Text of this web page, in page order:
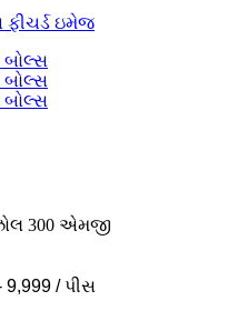
300 એમજી
/ પીસ